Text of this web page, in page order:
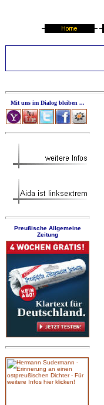
Mit uns im Dialog bleiben ...
Preußische Allgemeine
Zeitung